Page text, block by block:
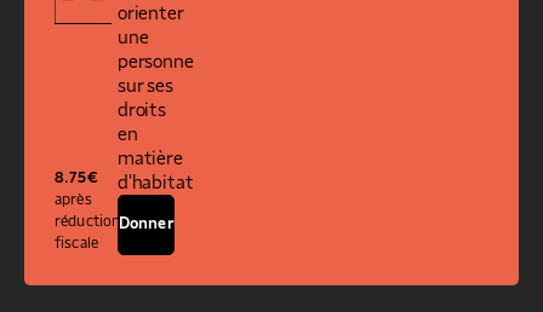
8.75€
après
réduction
fiscale
orienter
une
personne
sur ses
droits
en
matière
d'habitat
Donner